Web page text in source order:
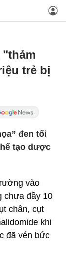
trẻ bị
đen tối
tạo dược
vào
chưa đầy 10
chân, cụt
khi
đã vén bức